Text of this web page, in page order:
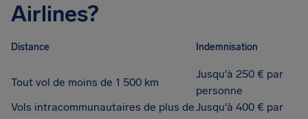
Airlines?
Distance Indemnisation
Tout vol de moins de 1 500 km
Jusqu'à 250 € par
personne
Vols intracommunautaires de plus deJusqu'à 400 € par